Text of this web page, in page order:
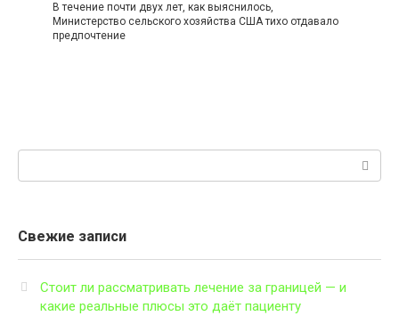
В течение почти двух лет, как выяснилось,
Министерство сельского хозяйства США тихо отдавало
предпочтение
Свежие записи
Стоит ли рассматривать лечение за границей — и
какие реальные плюсы это даёт пациенту